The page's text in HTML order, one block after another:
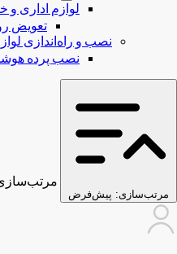
لوازم اداری و
تعویض
نصب و راه‌اندازی
نصب پرده
مرتب‌سازی: پیش‌فرض